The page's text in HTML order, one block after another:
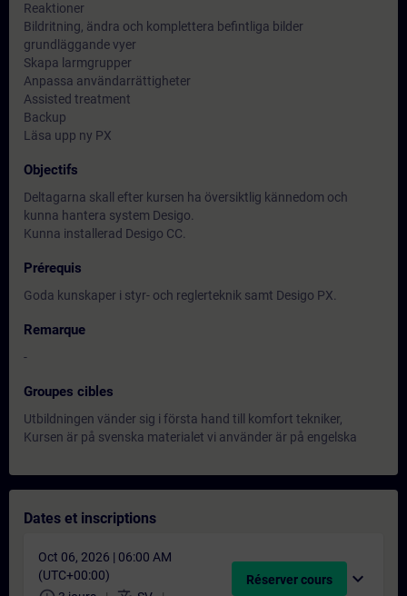
Reaktioner
Bildritning, ändra och komplettera befintliga bilder
grundläggande vyer
Skapa larmgrupper
Anpassa användarrättigheter
Assisted treatment
Backup
Läsa upp ny PX
Objectifs
Deltagarna skall efter kursen ha översiktlig kännedom och
kunna hantera system Desigo.
Kunna installerad Desigo CC.
Prérequis
Goda kunskaper i styr- och reglerteknik samt Desigo PX.
Remarque
-
Groupes cibles
Utbildningen vänder sig i första hand till komfort tekniker,
Kursen är på svenska materialet vi använder är på engelska
Dates et inscriptions
Oct 06, 2026 | 06:00 AM
(UTC+00:00)
Réserver cours expand_more